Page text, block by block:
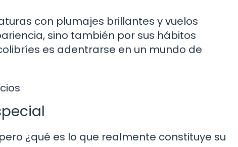
con plumajes brillantes y vuelos
sino también por sus hábitos
es adentrarse en un mundo de
¿qué es lo que realmente constituye su